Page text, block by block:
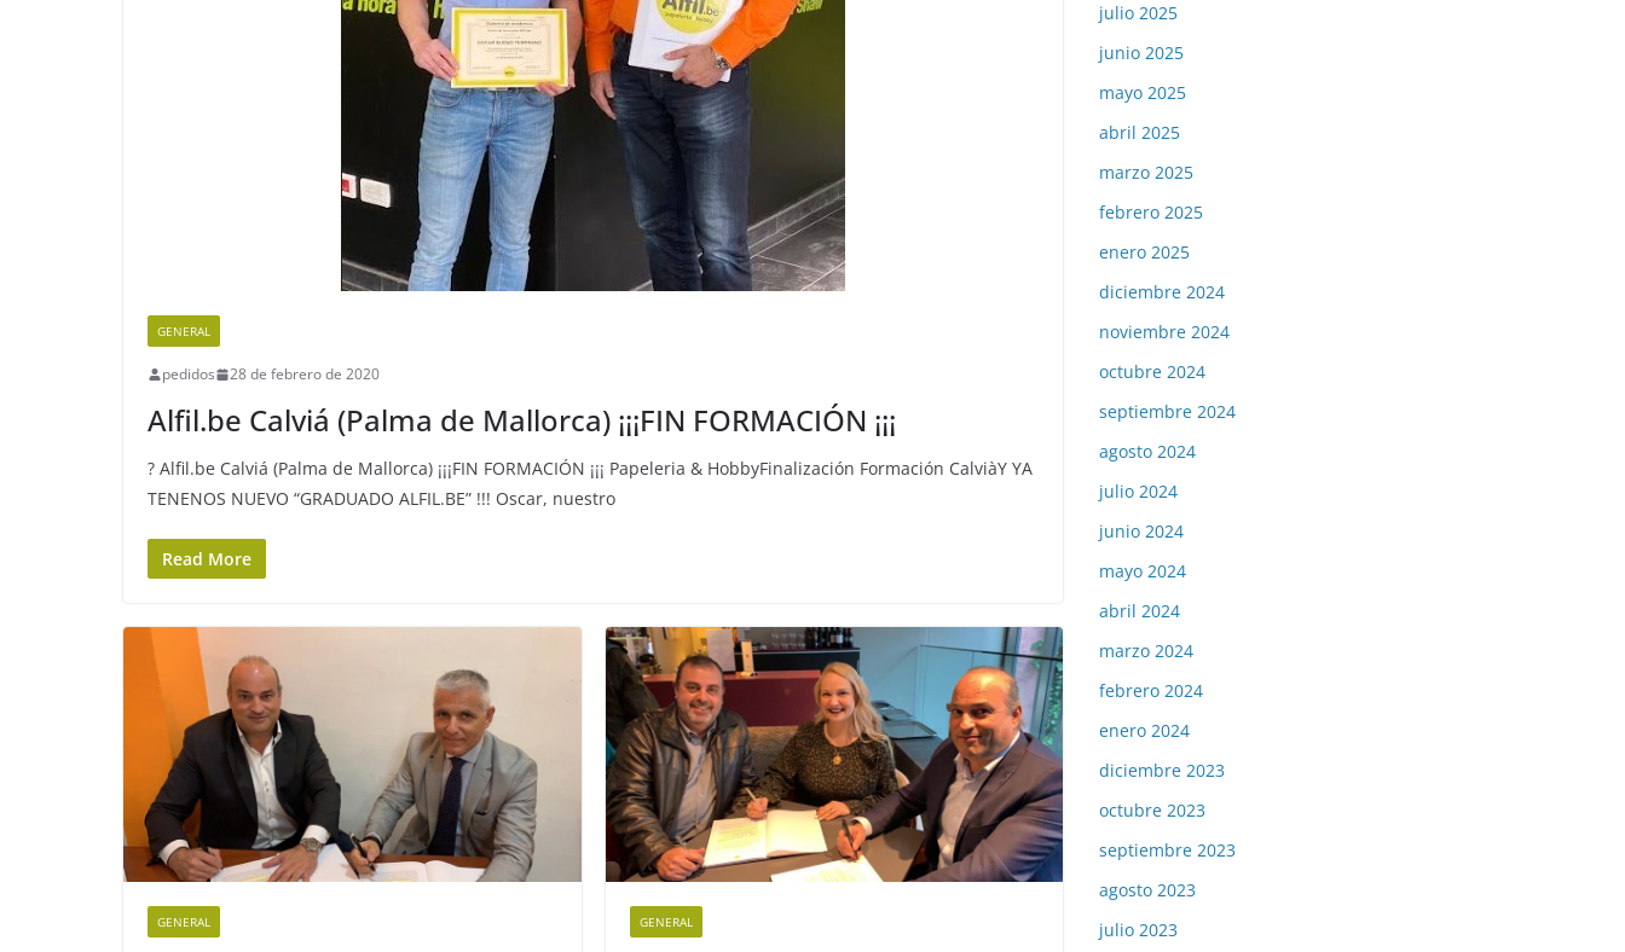
GENERAL
pedidos 28 de febrero de 2020
Alfil.be Calviá (Palma de Mallorca) ¡¡¡FIN FORMACIÓN ¡¡¡
? Alfil.be Calviá (Palma de Mallorca) ¡¡¡FIN FORMACIÓN ¡¡¡ Papeleria & HobbyFinalización Formación CalviàY YA
TENENOS NUEVO “GRADUADO ALFIL.BE” !!! Oscar, nuestro
Read More
GENERAL GENERAL
julio 2025
junio 2025
mayo 2025
abril 2025
marzo 2025
febrero 2025
enero 2025
diciembre 2024
noviembre 2024
octubre 2024
septiembre 2024
agosto 2024
julio 2024
junio 2024
mayo 2024
abril 2024
marzo 2024
febrero 2024
enero 2024
diciembre 2023
octubre 2023
septiembre 2023
agosto 2023
julio 2023